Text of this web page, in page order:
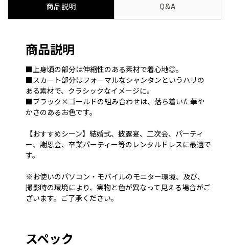
商品説明 Q&A
商品説明
■上身頃の部分は伸縮性のある素材で着心地◎。
■スカート部分はフォーマルなシャンタンというハリの
ある素材で、クラシックなイメージに。
■ブラック×ゴールドの組み合わせは、落ち着いた華や
かさのあるお色です。
【おすすめシーン】結婚式、披露宴、二次会、パーティ
ー、謝恩会、卒業パーティー等のレンタルドレスに最適で
す。
※お使いのパソコン・モバイルのモニター環境、及び、
撮影時の環境により、実物と色が異なって見える場合がご
ざいます。ご了承ください。
スペック